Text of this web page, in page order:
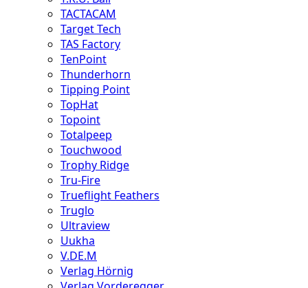
TACTACAM
Target Tech
TAS Factory
TenPoint
Thunderhorn
Tipping Point
TopHat
Topoint
Totalpeep
Touchwood
Trophy Ridge
Tru-Fire
Trueflight Feathers
Truglo
Ultraview
Uukha
V.DE.M
Verlag Hörnig